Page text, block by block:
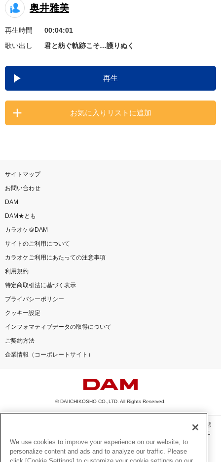
キャンペーン
お知らせ よくあるご質問
DAMの新曲・ランキングなど
カラオケ最新情報をチェック！
奥井雅美
再生時間
00:04:01
歌い出し
君と紡ぐ軌跡こそ…護りぬく
再生
お気に入りリストに追加
サイトマップ
お問い合わせ
DAM
DAM★とも
カラオケ＠DAM
サイトのご利用について
カラオケご利用にあたっての注意事項
利用規約
特定商取引法に基づく表示
プライバシーポリシー
クッキー設定
インフォマティブデータの取得について
ご契約方法
企業情報（コーポレートサイト）
© DAIICHIKOSHO CO.,LTD. All Rights Reserved.
このサイトに掲載されている一切の文章・画像・写真・動画・音声等を、手段や形態
を問わず、著作権法の定める範囲を超えて無断で複製、転載、ファイル化などするこ
とを禁じます。
楽曲及びコンテンツは、機種によりご利用いただけない場合があります。
We use cookies to improve your experience on our website, to
personalize content and ads and to analyze our traffic. Please